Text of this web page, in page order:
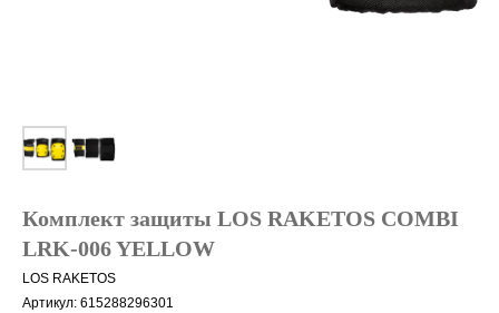
Комплект защиты LOS RAKETOS COMBI
LRK-006 YELLOW
LOS RAKETOS
Артикул: 615288296301